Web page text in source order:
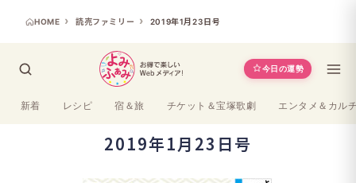
HOME 読売ファミリー 2019年1月23日号
今日の運勢
新着 レシピ 宿＆旅 チケット＆宝塚歌劇 エンタメ＆カル
2019年1月23日号